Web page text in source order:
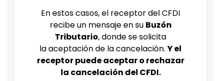
En estos casos, el receptor del CFDI
recibe un mensaje en su Buzón
Tributario, donde se solicita
la aceptación de la cancelación. Y el
receptor puede aceptar o rechazar
la cancelación del CFDI.